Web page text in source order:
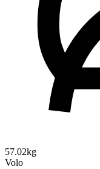
57.02kg
Volo